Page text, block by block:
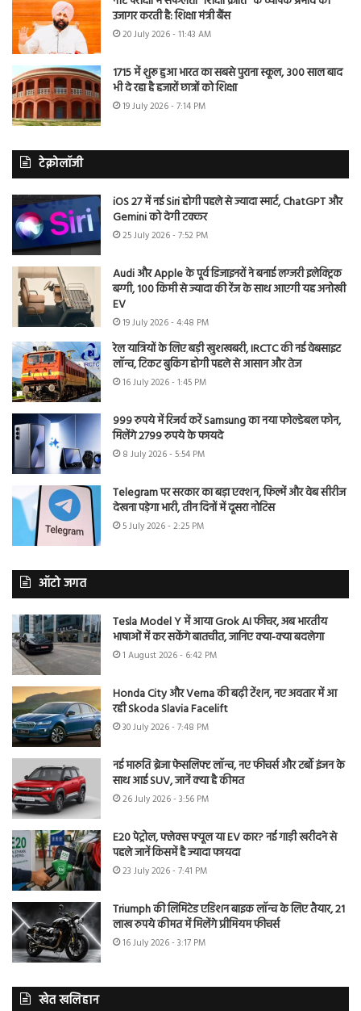
उजागर करती है: शिक्षा मंत्री बैंस
20 July 2026 - 11:43 AM
1715 में शुरू हुआ भारत का सबसे पुराना स्कूल, 300 साल बाद
भी दे रहा है हजारों छात्रों को शिक्षा
19 July 2026 - 7:14 PM
टेक्नोलॉजी
iOS 27 में नई Siri होगी पहले से ज्यादा स्मार्ट, ChatGPT और
Gemini को देगी टक्कर
25 July 2026 - 7:52 PM
Audi और Apple के पूर्व डिजाइनरों ने बनाई लग्जरी इलेक्ट्रिक
बग्गी, 100 किमी से ज्यादा की रेंज के साथ आएगी यह अनोखी
EV
19 July 2026 - 4:48 PM
रेल यात्रियों के लिए बड़ी खुशखबरी, IRCTC की नई वेबसाइट
लॉन्च, टिकट बुकिंग होगी पहले से आसान और तेज
16 July 2026 - 1:45 PM
999 रुपये में रिजर्व करें Samsung का नया फोल्डेबल फोन,
मिलेंगे 2799 रुपये के फायदे
8 July 2026 - 5:54 PM
Telegram पर सरकार का बड़ा एक्शन, फिल्में और वेब सीरीज
देखना पड़ेगा भारी, तीन दिनों में दूसरा नोटिस
5 July 2026 - 2:25 PM
ऑटो जगत
Tesla Model Y में आया Grok AI फीचर, अब भारतीय
भाषाओं में कर सकेंगे बातचीत, जानिए क्या-क्या बदलेगा
1 August 2026 - 6:42 PM
Honda City और Verna की बढ़ी टेंशन, नए अवतार में आ
रही Skoda Slavia Facelift
30 July 2026 - 7:48 PM
नई मारुति ब्रेजा फेसलिफ्ट लॉन्च, नए फीचर्स और टर्बो इंजन के
साथ आई SUV, जानें क्या है कीमत
26 July 2026 - 3:56 PM
E20 पेट्रोल, फ्लेक्स फ्यूल या EV कार? नई गाड़ी खरीदने से
पहले जानें किसमें है ज्यादा फायदा
23 July 2026 - 7:41 PM
Triumph की लिमिटेड एडिशन बाइक लॉन्च के लिए तैयार, 21
लाख रुपये कीमत में मिलेंगे प्रीमियम फीचर्स
16 July 2026 - 3:17 PM
खेत खलिहान